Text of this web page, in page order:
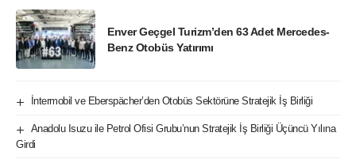
Enver Geçgel Turizm’den 63 Adet Mercedes-
Benz Otobüs Yatırımı
İntermobil ve Eberspächer’den Otobüs Sektörüne Stratejik İş Birliği
Anadolu Isuzu ile Petrol Ofisi Grubu’nun Stratejik İş Birliği Üçüncü Yılına
Girdi